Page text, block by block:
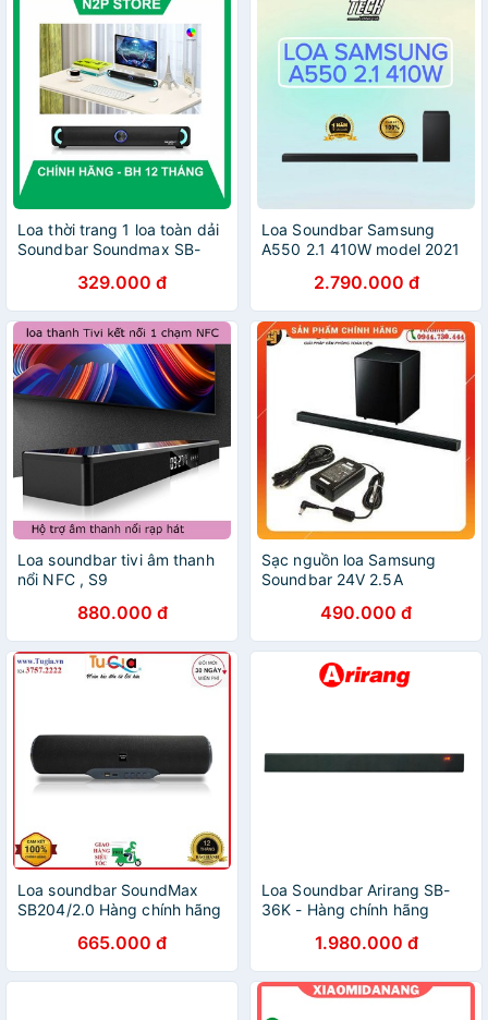
Loa thời trang 1 loa toàn dải
Soundbar Soundmax SB-
329.000 đ
Loa Soundbar Samsung
A550 2.1 410W model 2021
2.790.000 đ
Loa soundbar tivi âm thanh
nổi NFC , S9
880.000 đ
Sạc nguồn loa Samsung
Soundbar 24V 2.5A
490.000 đ
Loa soundbar SoundMax
SB204/2.0 Hàng chính hãng
665.000 đ
Loa Soundbar Arirang SB-
36K - Hàng chính hãng
1.980.000 đ